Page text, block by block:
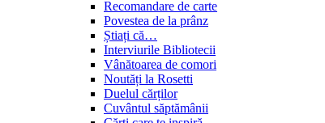
Recomandare de carte
Povestea de la prânz
Știați că…
Interviurile Bibliotecii
Vânătoarea de comori
Noutăți la Rosetti
Duelul cărților
Cuvântul săptămânii